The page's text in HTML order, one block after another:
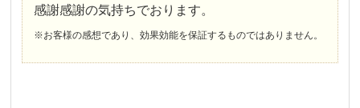
感謝感謝の気持ちでおります。
※お客様の感想であり、効果効能を保証するものではありません。